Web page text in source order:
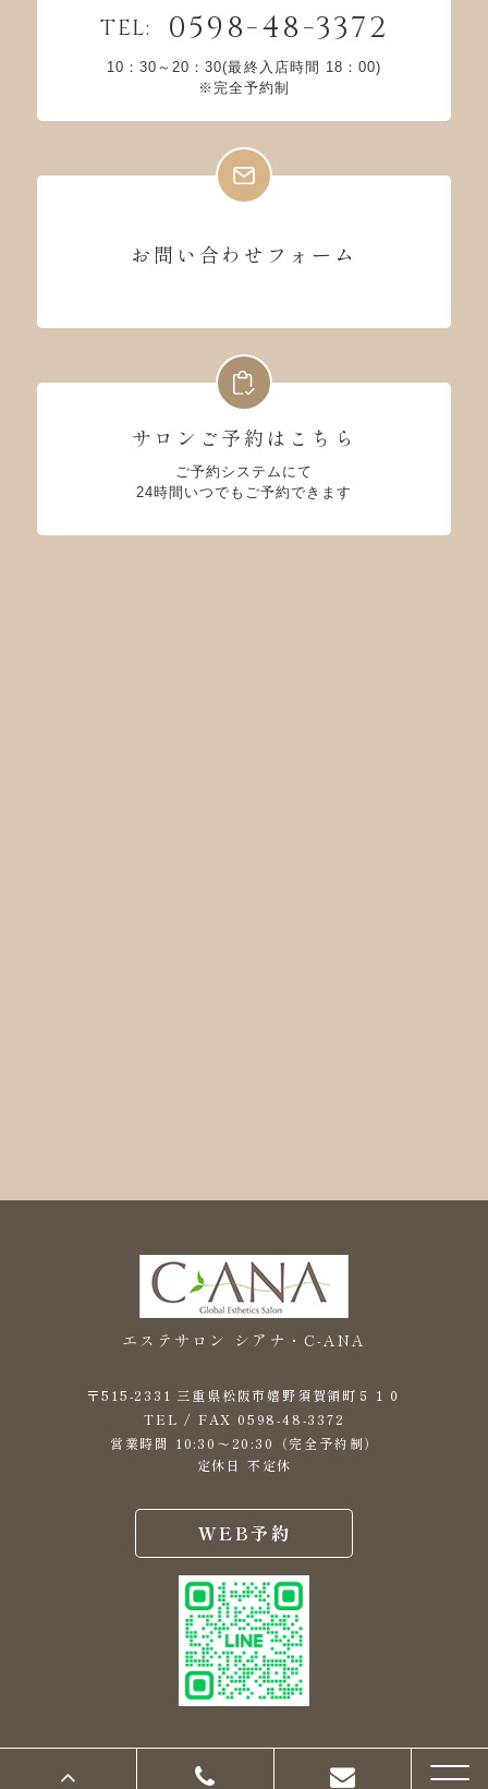
TEL: 0598-48-3372
10：30～20：30(最終入店時間 18：00)
※完全予約制
お問い合わせフォーム
サロンご予約はこちら
ご予約システムにて
24時間いつでもご予約できます
エステサロン シアナ・C-ANA
〒515-2331 三重県松阪市嬉野須賀領町５１０
TEL / FAX 0598-48-3372
営業時間 10:30～20:30（完全予約制）
定休日 不定休
WEB予約